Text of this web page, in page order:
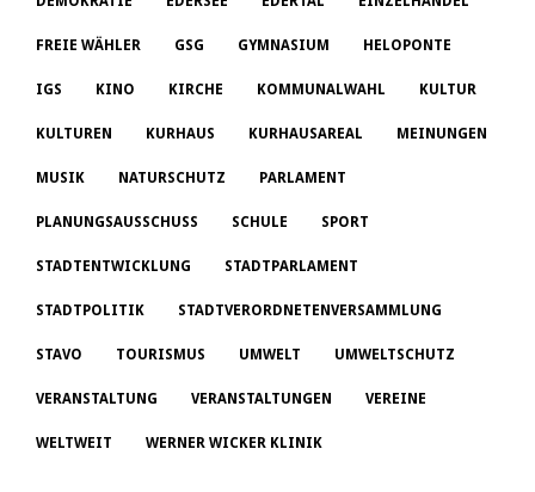
FREIE WÄHLER GSG GYMNASIUM HELOPONTE
IGS KINO KIRCHE KOMMUNALWAHL KULTUR
KULTUREN KURHAUS KURHAUSAREAL MEINUNGEN
MUSIK NATURSCHUTZ PARLAMENT
PLANUNGSAUSSCHUSS SCHULE SPORT
STADTENTWICKLUNG STADTPARLAMENT
STADTPOLITIK STADTVERORDNETENVERSAMMLUNG
STAVO TOURISMUS UMWELT UMWELTSCHUTZ
VERANSTALTUNG VERANSTALTUNGEN VEREINE
WELTWEIT WERNER WICKER KLINIK